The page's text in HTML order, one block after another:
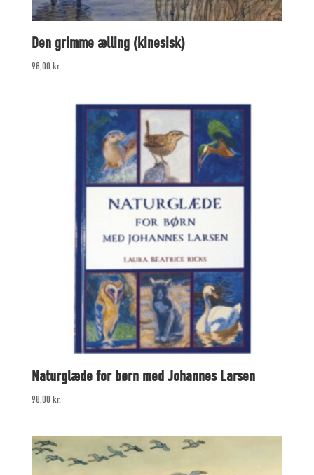
Den grimme ælling (kinesisk)
98,00 kr.
Naturglæde for børn med Johannes Larsen
98,00 kr.